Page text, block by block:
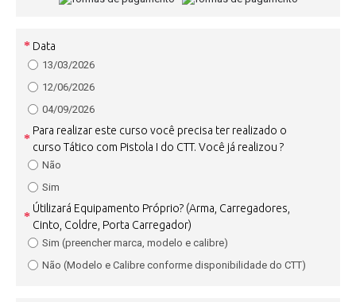
Data
13/03/2026
12/06/2026
04/09/2026
Para realizar este curso você precisa ter realizado o
curso Tático com Pistola I do CTT. Você já realizou ?
Não
Sim
Útilizará Equipamento Próprio? (Arma, Carregadores,
Cinto, Coldre, Porta Carregador)
Sim (preencher marca, modelo e calibre)
Não (Modelo e Calibre conforme disponibilidade do CTT)